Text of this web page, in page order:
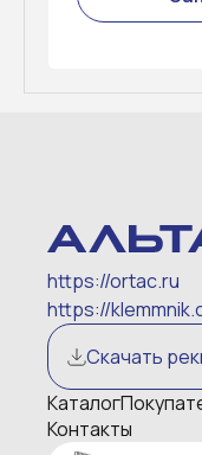
https://ortac.ru
https://
Скачать
Каталог
Контакты